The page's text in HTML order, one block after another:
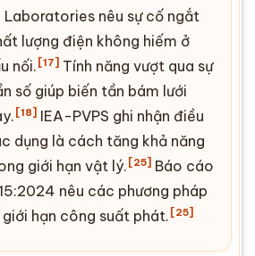
Laboratories nêu sự cố ngắt
lượng điện không hiếm ở
nối. [17] Tính năng vượt qua sự
số giúp biến tần bám lưới
[18] IEA-PVPS ghi nhận điều
dụng là cách tăng khả năng
giới hạn vật lý. [25] Báo cáo
nêu các phương pháp
hạn công suất phát. [25]